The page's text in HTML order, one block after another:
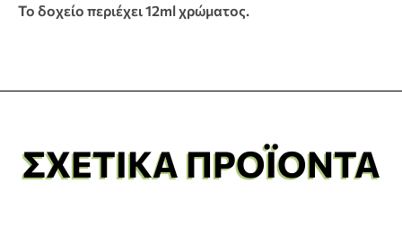
Το δοχείο περιέχει 12ml χρώματος.
ΣΧΕΤΙΚΆ ΠΡΟΪΌΝΤΑ